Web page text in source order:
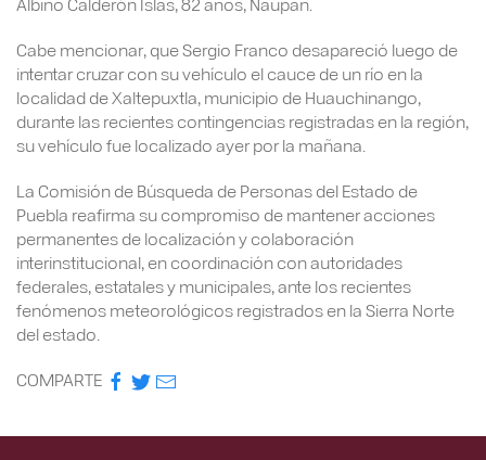
Cabe mencionar, que Sergio Franco desapareció luego de
intentar cruzar con su vehículo el cauce de un río en la
localidad de Xaltepuxtla, municipio de Huauchinango,
durante las recientes contingencias registradas en la región,
su vehículo fue localizado ayer por la mañana.
La Comisión de Búsqueda de Personas del Estado de
Puebla reafirma su compromiso de mantener acciones
permanentes de localización y colaboración
interinstitucional, en coordinación con autoridades
federales, estatales y municipales, ante los recientes
fenómenos meteorológicos registrados en la Sierra Norte
del estado.
COMPARTE